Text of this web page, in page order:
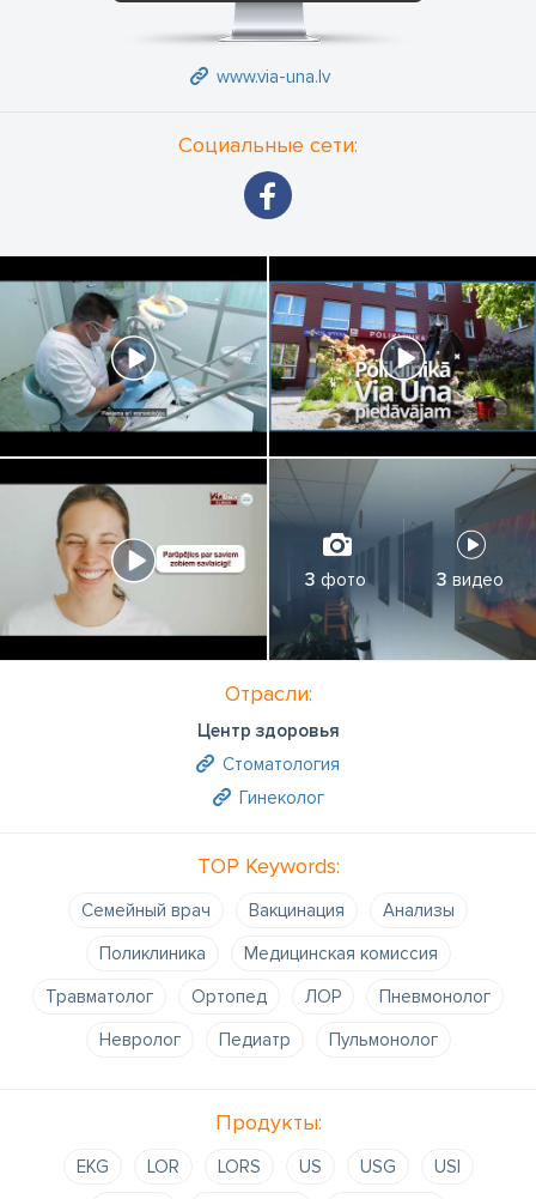
обслуживанием, было сделано красиво и профессионально,
без очереди и строго конфиденциально.
Клиника ''Via Una'' работает со всеми полисами страхования
www.via-una.lv
Социальные сети:
3 фото 3 видео
Отрасли:
Центр здоровья
Стоматология
Гинеколог
TOP Keywords:
Семейный врач Вакцинация
Анализы
Поликлиника
Медицинская комиссия
Травматолог
Oртопед ЛОР
Пневмонолог
Невролог
Педиатр Пульмонолог
Продукты:
EKG LOR LORS US USG
USI